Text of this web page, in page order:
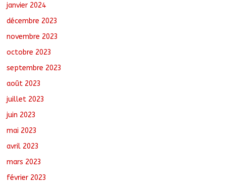
janvier 2024
décembre 2023
novembre 2023
octobre 2023
septembre 2023
août 2023
juillet 2023
juin 2023
mai 2023
avril 2023
mars 2023
février 2023